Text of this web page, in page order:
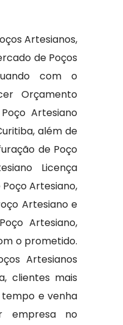
Artesianos,
de Poços
com o
Orçamento
Artesiano
além de
de Poço
Licença
Artesiano,
Artesiano e
Artesiano,
o prometido.
Artesianos
clientes mais
e venha
empresa no